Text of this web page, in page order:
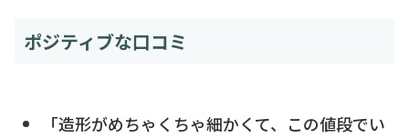
ポジティブな口コミ
「造形がめちゃくちゃ細かくて、この値段でい